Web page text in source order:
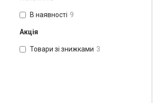
В наявності 9
Акція
Товари зі знижками 3